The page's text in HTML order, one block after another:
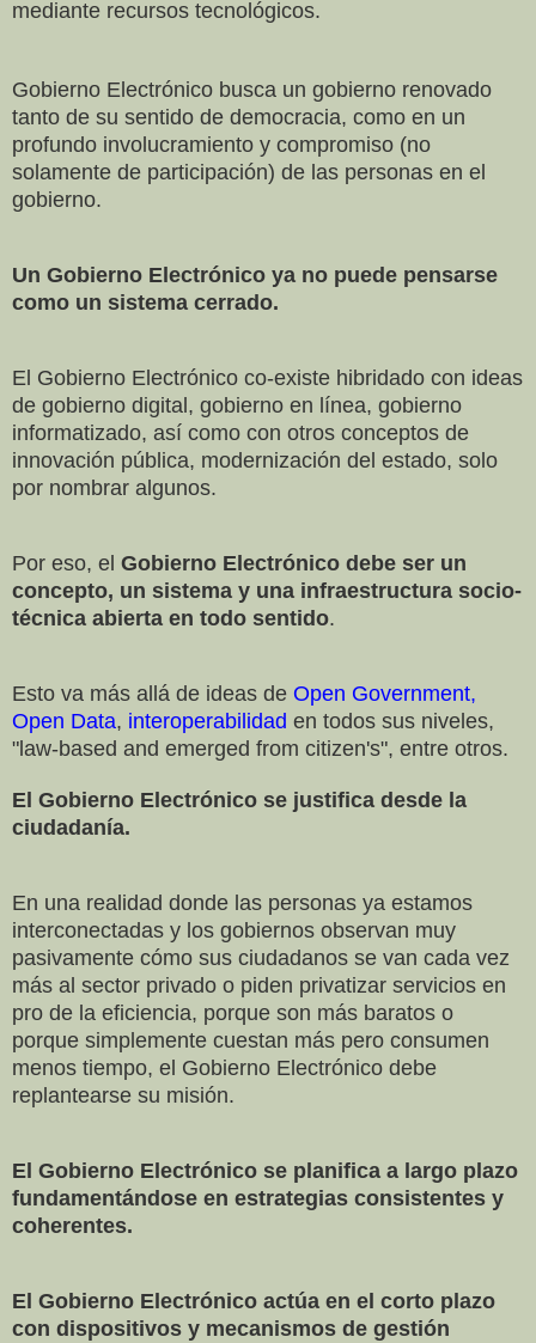
mediante recursos tecnológicos.
Gobierno Electrónico busca un gobierno renovado
tanto de su sentido de democracia, como en un
profundo involucramiento y compromiso (no
solamente de participación) de las personas en el
gobierno.
Un Gobierno Electrónico ya no puede pensarse
como un sistema cerrado.
El Gobierno Electrónico co-existe hibridado con ideas
de gobierno digital, gobierno en línea, gobierno
informatizado, así como con otros conceptos de
innovación pública, modernización del estado, solo
por nombrar algunos.
Por eso, el Gobierno Electrónico debe ser un
concepto, un sistema y una infraestructura socio-
técnica abierta en todo sentido.
Esto va más allá de ideas de Open Government,
Open Data, interoperabilidad en todos sus niveles,
"law-based and emerged from citizen's", entre otros.
El Gobierno Electrónico se justifica desde la
ciudadanía.
En una realidad donde las personas ya estamos
interconectadas y los gobiernos observan muy
pasivamente cómo sus ciudadanos se van cada vez
más al sector privado o piden privatizar servicios en
pro de la eficiencia, porque son más baratos o
porque simplemente cuestan más pero consumen
menos tiempo, el Gobierno Electrónico debe
replantearse su misión.
El Gobierno Electrónico se planifica a largo plazo
fundamentándose en estrategias consistentes y
coherentes.
El Gobierno Electrónico actúa en el corto plazo
con dispositivos y mecanismos de gestión